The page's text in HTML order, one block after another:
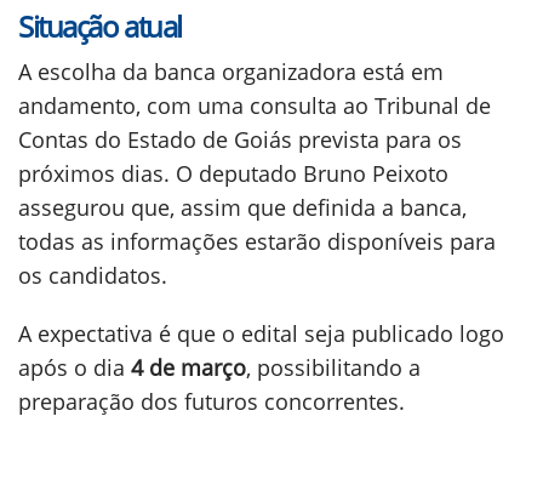
Situação atual
A escolha da banca organizadora está em
andamento, com uma consulta ao Tribunal de
Contas do Estado de Goiás prevista para os
próximos dias. O deputado Bruno Peixoto
assegurou que, assim que definida a banca,
todas as informações estarão disponíveis para
os candidatos.
A expectativa é que o edital seja publicado logo
após o dia 4 de março, possibilitando a
preparação dos futuros concorrentes.